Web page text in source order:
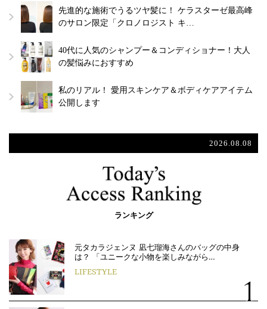
先進的な施術でうるツヤ髪に！ ケラスターゼ最高峰
のサロン限定「クロノロジスト キ…
40代に人気のシャンプー＆コンディショナー！大人
の髪悩みにおすすめ
私のリアル！ 愛用スキンケア＆ボディケアアイテム
公開します
2026.08.08
ランキング
元タカラジェンヌ 凪七瑠海さんのバッグの中身
は？ 「ユニークな小物を楽しみながら…
LIFESTYLE